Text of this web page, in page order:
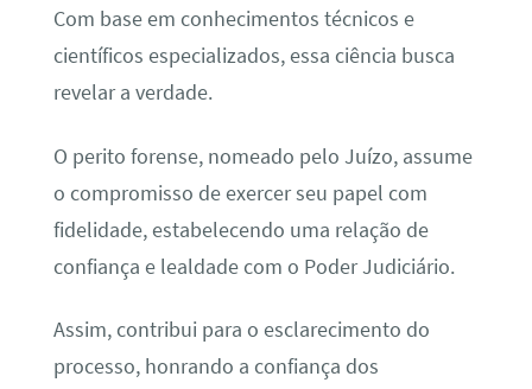
Com base em conhecimentos técnicos e
científicos especializados, essa ciência busca
revelar a verdade.
O perito forense, nomeado pelo Juízo, assume
o compromisso de exercer seu papel com
fidelidade, estabelecendo uma relação de
confiança e lealdade com o Poder Judiciário.
Assim, contribui para o esclarecimento do
processo, honrando a confiança dos